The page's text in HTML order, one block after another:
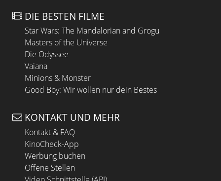
DIE BESTEN FILME
Star Wars: The Mandalorian and Grogu
Masters of the Universe
Die Odyssee
Vaiana
Minions & Monster
Good Boy: Wir wollen nur dein Bestes
KONTAKT UND MEHR
Kontakt & FAQ
KinoCheck-App
Werbung buchen
Offene Stellen